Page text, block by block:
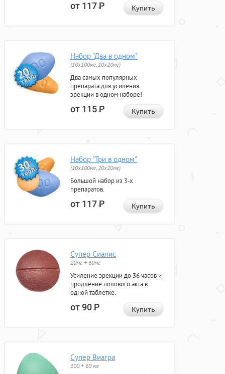
от 117Р Купить
Набор "Два в одном"
(10x100мг, 10x20мг)
Два самых популярных
препарата для усиления
эрекции в одном наборе!
от 115Р Купить
Набор "Три в одном"
(10x100мг, 20x20мг)
Большой набор из 3-х
препаратов.
от 117Р Купить
Супер Сиалис
20мг + 60мг
Усиление эрекции до 36 часов и
продление полового акта в
одной таблетке.
от 90Р Купить
Супер Виагра
100 + 60 мг